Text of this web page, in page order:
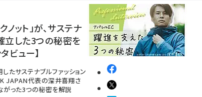
ノット」が、サステナ
立した3つの秘密を
ビュー】
たサステナブルファッション
JAPAN代表の深井喜翔さ
がった3つの秘密を解説